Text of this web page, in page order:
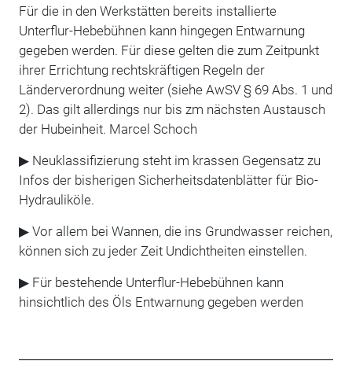
Für die in den Werkstätten bereits installierte
Unterflur-Hebebühnen kann hingegen Entwarnung
gegeben werden. Für diese gelten die zum Zeitpunkt
ihrer Errichtung rechtskräftigen Regeln der
Länderverordnung weiter (siehe AwSV § 69 Abs. 1 und
2). Das gilt allerdings nur bis zm nächsten Austausch
der Hubeinheit. Marcel Schoch
▶ Neuklassifizierung steht im krassen Gegensatz zu
Infos der bisherigen Sicherheitsdatenblätter für Bio-
Hydrauliköle.
▶ Vor allem bei Wannen, die ins Grundwasser reichen,
können sich zu jeder Zeit Undichtheiten einstellen.
▶ Für bestehende Unterflur-Hebebühnen kann
hinsichtlich des Öls Entwarnung gegeben werden